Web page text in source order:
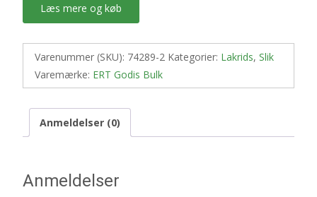
Læs mere og køb
Varenummer (SKU): 74289-2 Kategorier: Lakrids, Slik
Varemærke: ERT Godis Bulk
Anmeldelser (0)
Anmeldelser